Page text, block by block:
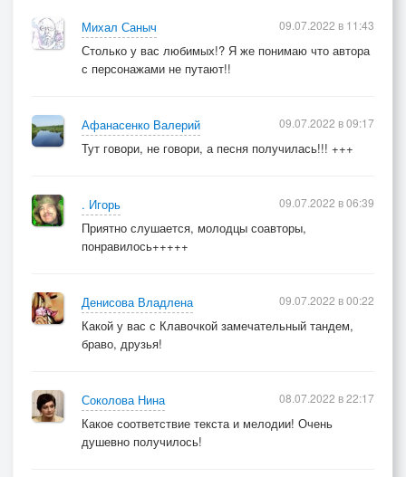
Михал Саныч
Столько у вас любимых!? Я же понимаю что автора
с персонажами не путают!!
09.07.2022 в 11:43
Афанасенко Валерий
Тут говори, не говори, а песня получилась!!! +++
09.07.2022 в 09:17
. Игорь
Приятно слушается, молодцы соавторы,
понравилось+++++
09.07.2022 в 06:39
Денисова Владлена
Какой у вас с Клавочкой замечательный тандем,
браво, друзья!
09.07.2022 в 00:22
Соколова Нина
Какое соответствие текста и мелодии! Очень
душевно получилось!
08.07.2022 в 22:17